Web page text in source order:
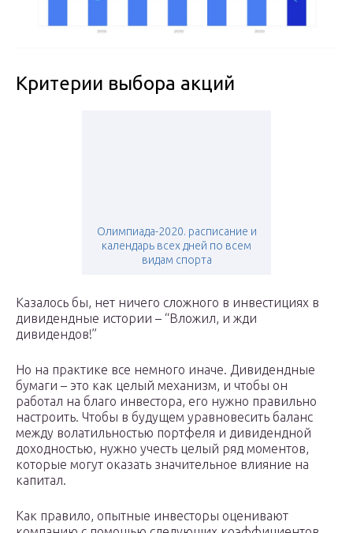
Критерии выбора акций
Олимпиада-2020. расписание и
календарь всех дней по всем
видам спорта
Казалось бы, нет ничего сложного в инвестициях в
дивидендные истории – “Вложил, и жди
дивидендов!”
Но на практике все немного иначе. Дивидендные
бумаги – это как целый механизм, и чтобы он
работал на благо инвестора, его нужно правильно
настроить. Чтобы в будущем уравновесить баланс
между волатильностью портфеля и дивидендной
доходностью, нужно учесть целый ряд моментов,
которые могут оказать значительное влияние на
капитал.
Как правило, опытные инвесторы оценивают